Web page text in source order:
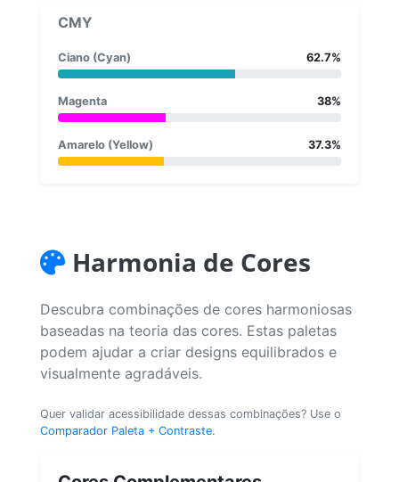
CMY
Ciano (Cyan) 62.7%
Magenta 38%
Amarelo (Yellow) 37.3%
Harmonia de Cores
Descubra combinações de cores harmoniosas
baseadas na teoria das cores. Estas paletas
podem ajudar a criar designs equilibrados e
visualmente agradáveis.
Quer validar acessibilidade dessas combinações? Use o
Comparador Paleta + Contraste.